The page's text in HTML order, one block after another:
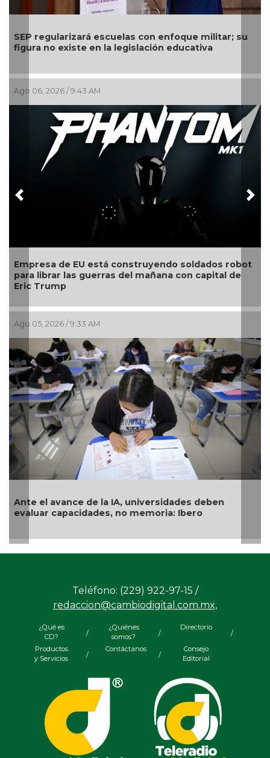
escuelas con enfoque militar; su
en la legislación educativa
/ 9:43 AM
EU está construyendo soldados robot
las guerras del mañana con capital de
/ 9:33 AM
de la IA, universidades deben
no memoria: Ibero
Comienza el
calendario
Estudiante
Examen de
Previous
Teléfono: (229) 922-97-15 /
redaccion@cambiodigital.com.mx,
¿Qué es
CD?
/
¿Quiénes
somos?
/
Directorio
/
Productos
y Servicios
/
Contáctanos
/
Consejo
Editorial